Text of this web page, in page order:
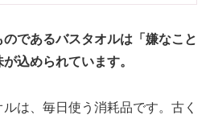
のであるバスタオルは「嫌なこと
込められています。
は、毎日使う消耗品です。古く